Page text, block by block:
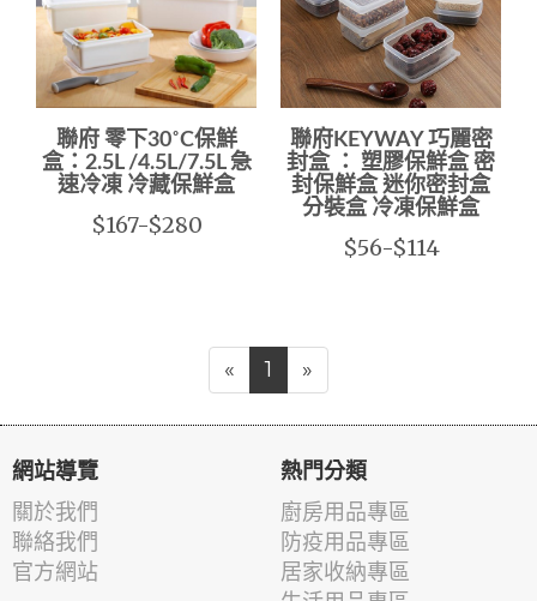
聯府 零下30˚C保鮮
盒：2.5L /4.5L/7.5L 急
速冷凍 冷藏保鮮盒
$167-$280
聯府KEYWAY 巧麗密
封盒 ： 塑膠保鮮盒 密
封保鮮盒 迷你密封盒
分裝盒 冷凍保鮮盒
$56-$114
« 1 »
網站導覽
關於我們
聯絡我們
官方網站
熱門分類
廚房用品專區
防疫用品專區
居家收納專區